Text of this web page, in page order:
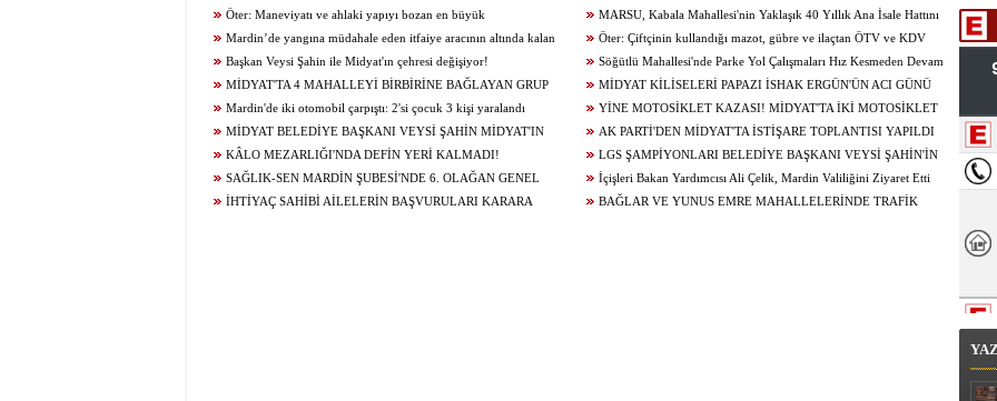
geçti
Öter: Maneviyatı ve ahlaki yapıyı bozan en büyük
olumsuzluklardan biri de sanal kumardır
MARSU, Kabala Mahallesi'nin Yaklaşık 40 Yıllık Ana İsale Hattını
Yeniliyor
Mardin’de yangına müdahale eden itfaiye aracının altında kalan
itfaiye eri öldü
Öter: Çiftçinin kullandığı mazot, gübre ve ilaçtan ÖTV ve KDV
alınmamalı
Başkan Veysi Şahin ile Midyat'ın çehresi değişiyor!
Söğütlü Mahallesi'nde Parke Yol Çalışmaları Hız Kesmeden Devam
Ediyor
MİDYAT'TA 4 MAHALLEYİ BİRBİRİNE BAĞLAYAN GRUP
YOLU YENİLENDİ
MİDYAT KİLİSELERİ PAPAZI İSHAK ERGÜN'ÜN ACI GÜNÜ
Mardin'de iki otomobil çarpıştı: 2'si çocuk 3 kişi yaralandı
YİNE MOTOSİKLET KAZASI! MİDYAT'TA İKİ MOTOSİKLET
ÇARPIŞTI: 1 YARALI
MİDYAT BELEDİYE BAŞKANI VEYSİ ŞAHİN MİDYAT'IN
GELECEĞİ İÇİN ÇALIŞIYOR...
AK PARTİ'DEN MİDYAT'TA İSTİŞARE TOPLANTISI YAPILDI
KÂLO MEZARLIĞI'NDA DEFİN YERİ KALMADI!
LGS ŞAMPİYONLARI BELEDİYE BAŞKANI VEYSİ ŞAHİN'İN
KONUĞU OLDU
SAĞLIK-SEN MARDİN ŞUBESİ'NDE 6. OLAĞAN GENEL
KURUL HEYECANI YAŞANIYOR!
İçişleri Bakan Yardımcısı Ali Çelik, Mardin Valiliğini Ziyaret Etti
İHTİYAÇ SAHİBİ AİLELERİN BAŞVURULARI KARARA
BAĞLAR VE YUNUS EMRE MAHALLELERİNDE TRAFİK